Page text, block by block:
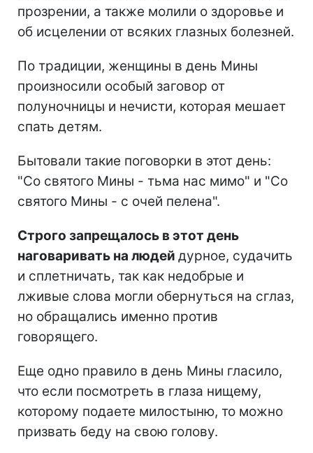
прозрении, а также молили о здоровье и
об исцелении от всяких глазных болезней.
По традиции, женщины в день Мины
произносили особый заговор от
полуночницы и нечисти, которая мешает
спать детям.
Бытовали такие поговорки в этот день:
"Со святого Мины - тьма нас мимо" и "Со
святого Мины - с очей пелена".
Строго запрещалось в этот день
наговаривать на людей дурное, судачить
и сплетничать, так как недобрые и
лживые слова могли обернуться на сглаз,
но обращались именно против
говорящего.
Еще одно правило в день Мины гласило,
что если посмотреть в глаза нищему,
которому подаете милостыню, то можно
призвать беду на свою голову.